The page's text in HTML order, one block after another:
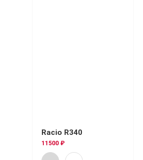
Racio R340
11500 ₽